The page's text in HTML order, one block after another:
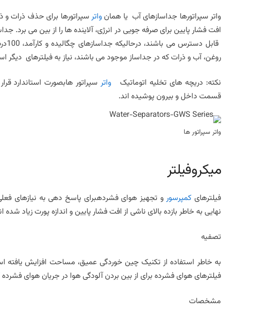
واتر سپراتورها جداسازهای آب یا همانواتر سپراتورها برای حذف ذرات و
روغن، آب و ذرات که در جداساز موجود می باشند، نیاز به فیلترهای دیگر
نکته: دریچه های تخلیه اتوماتیک واتر سپراتور هابصورت استاندارد
قسمت داخل و بیرون پوشیده اند.
واتر سپراتور ها
میکروفیلتر
فیلترهای کمپرسورو تجهیز هوای فشردهبرای پاسخ دهی به نیازهای
نهایی به خاطر بازده بالای ناشی از افت فشار پایین و اندازه پورت زیاد شده
تصفیه
به خاطر استفاده از تکنیک چین خوردگی عمیق، مساحت افزایش یافته
فیلترهای هوای فشرده برای از بین بردن آلودگی هوا در جریان هوای فشرده
مشخصات